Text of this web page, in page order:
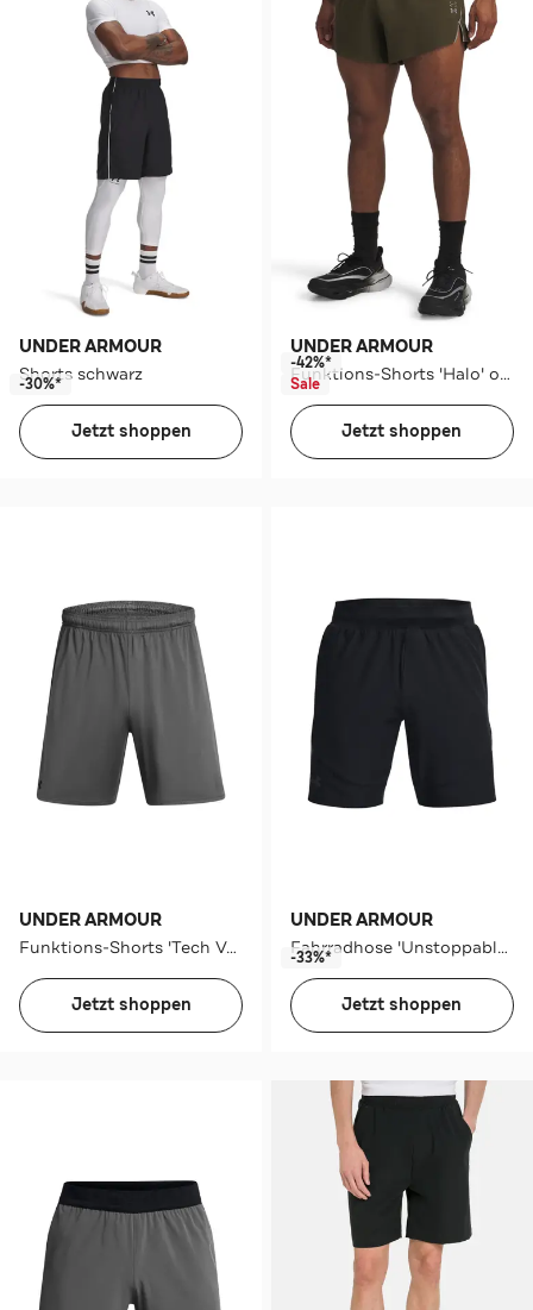
UNDER ARMOUR
Shorts schwarz
-30%*
Jetzt shoppen
UNDER ARMOUR
Funktions-Shorts 'Halo' oliv
-42%*
Sale
Jetzt shoppen
UNDER ARMOUR
Funktions-Shorts 'Tech Vent' grau
Jetzt shoppen
UNDER ARMOUR
Fahrradhose 'Unstoppable' schwarz
-33%*
Jetzt shoppen